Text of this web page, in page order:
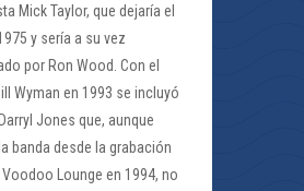
Mick Taylor, que dejaría el
y sería a su vez
por Ron Wood. Con el
Wyman en 1993 se incluyó
Jones que, aunque
banda desde la grabación
Lounge en 1994, no